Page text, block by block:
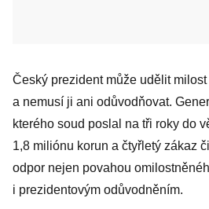
Český prezident může udělit
a nemusí ji ani odůvodňovat.
kterého soud poslal na tři roky do
1,8 miliónu korun a čtyřletý zákaz
odpor nejen povahou
i prezidentovým odůvodněním.